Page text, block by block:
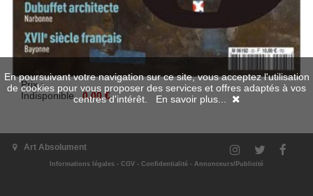
Prix :
Indisponible
0.00 €
Art Absolument
Informations légales - CGV - Confidentialité - Annonceurs/Publicité
En poursuivant votre navigation sur ce site, vous acceptez l'utilisation
de cookies pour vous proposer des services et offres adaptés à vos
centres d'intérêt. En savoir plus...